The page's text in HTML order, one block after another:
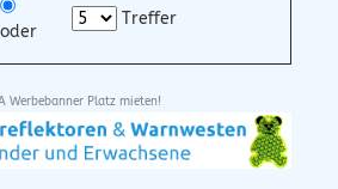
oder
Treffer
Werbebanner Platz mieten!